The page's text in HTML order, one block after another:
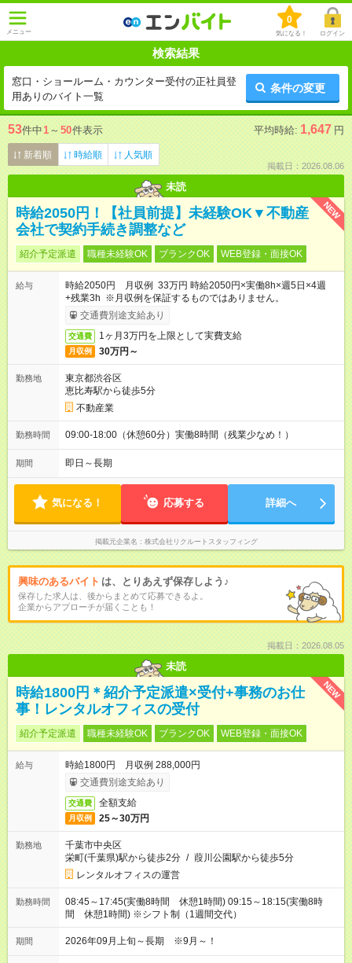
メニュー
0
気になる！ ログイン
検索結果
窓口・ショールーム・カウンター受付の正社員登
用ありのバイト一覧
条件の変更
53件中1 ～ 50件表示 平均時給: 1,647 円
新着順 時給順 人気順
掲載日：2026.08.06
未読
NEW
時給2050円！【社員前提】未経験OK▼不動産
会社で契約手続き調整など
紹介予定派遣 職種未経験OK ブランクOK WEB登録・面接OK
給与
時給2050円 月収例 33万円 時給2050円×実働8h×週5日×4週
+残業3h ※月収例を保証するものではありません。
交通費別途支給あり
交通費 1ヶ月3万円を上限として実費支給
月収例 30万円～
勤務地
東京都渋谷区
恵比寿駅から徒歩5分
不動産業
勤務時間 09:00-18:00（休憩60分）実働8時間（残業少なめ！）
期間 即日～長期
気になる！ 応募する 詳細へ
掲載元企業名 株式会社リクルートスタッフィング
興味のあるバイト は、とりあえず保存しよう♪
保存した求人は、後からまとめて応募できるよ。
企業からアプローチが届くことも！
掲載日：2026.08.05
未読
NEW
時給1800円＊紹介予定派遣×受付+事務のお仕
事！レンタルオフィスの受付
紹介予定派遣 職種未経験OK ブランクOK WEB登録・面接OK
給与
時給1800円 月収例 288,000円
交通費別途支給あり
交通費 全額支給
月収例 25～30万円
勤務地
千葉市中央区
栄町(千葉県)駅から徒歩2分 / 葭川公園駅から徒歩5分
レンタルオフィスの運営
勤務時間
08:45～17:45(実働8時間 休憩1時間) 09:15～18:15(実働8時
間 休憩1時間) ※シフト制（1週間交代）
期間 2026年09月上旬～長期 ※9月～！